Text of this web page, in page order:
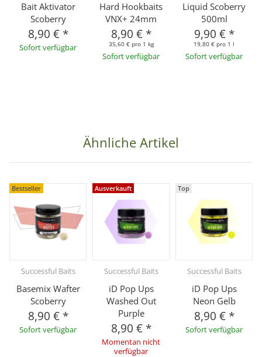
Bait Aktivator
Scoberry
8,90 € *
Sofort verfügbar
Hard Hookbaits
VNX+ 24mm
8,90 € *
35,60 € pro 1 kg
Sofort verfügbar
Liquid Scoberry
500ml
9,90 € *
19,80 € pro 1 l
Sofort verfügbar
Ähnliche Artikel
Bestseller
Successful Baits
Basemix Wafter
Scoberry
8,90 € *
Sofort verfügbar
Ausverkauft
Successful Baits
iD Pop Ups
Washed Out
Purple
8,90 € *
Momentan nicht
verfügbar
Top
Successful Baits
iD Pop Ups
Neon Gelb
8,90 € *
Sofort verfügbar